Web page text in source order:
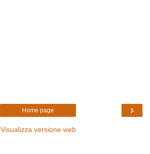
›
Home page
Visualizza versione web